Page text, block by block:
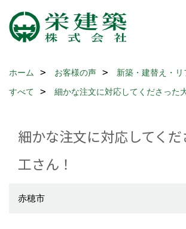
ホーム お客様の声
新築・建替え・リ
すべて
細かな注文に対応してくださった
細かな注文に対応してく
工さん！
赤穂市